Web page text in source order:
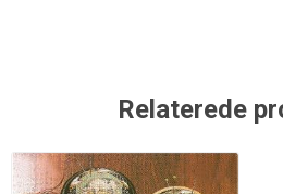
Relaterede